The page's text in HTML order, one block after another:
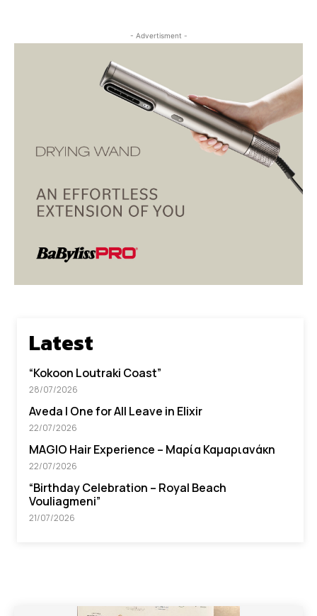
- Advertisment -
Latest
“Kokoon Loutraki Coast”
28/07/2026
Aveda I One for All Leave in Elixir
22/07/2026
MAGIO Hair Experience – Μαρία Καμαριανάκη
22/07/2026
“Βirthday Celebration – Royal Beach
Vouliagmeni”
21/07/2026